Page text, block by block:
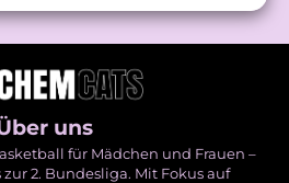
uns
für Mädchen und Frauen –
2. Bundesliga. Mit Fokus auf